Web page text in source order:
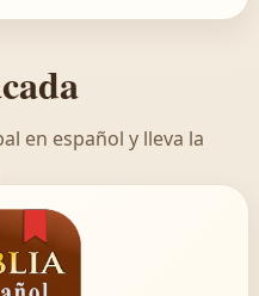
en español y lleva la